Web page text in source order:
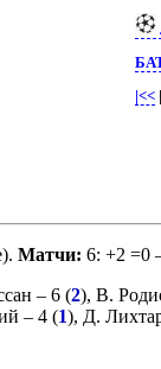
|<<|
Матчи: 6: +2 =0
– 6 (2), В.
– 4 (1), Д.